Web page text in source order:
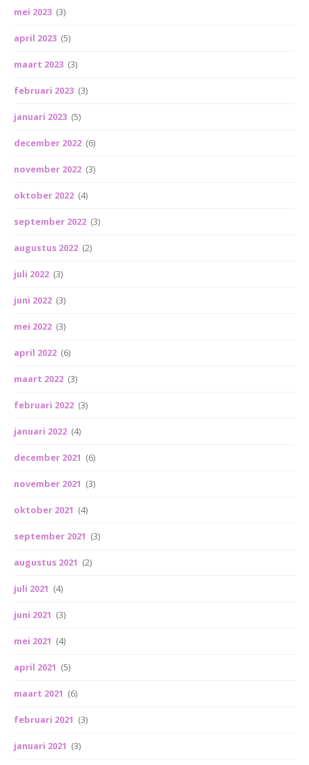
mei 2023 (3)
april 2023 (5)
maart 2023 (3)
februari 2023 (3)
januari 2023 (5)
december 2022 (6)
november 2022 (3)
oktober 2022 (4)
september 2022 (3)
augustus 2022 (2)
juli 2022 (3)
juni 2022 (3)
mei 2022 (3)
april 2022 (6)
maart 2022 (3)
februari 2022 (3)
januari 2022 (4)
december 2021 (6)
november 2021 (3)
oktober 2021 (4)
september 2021 (3)
augustus 2021 (2)
juli 2021 (4)
juni 2021 (3)
mei 2021 (4)
april 2021 (5)
maart 2021 (6)
februari 2021 (3)
januari 2021 (3)